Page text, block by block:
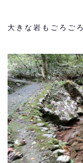
大きな岩もごろごろ